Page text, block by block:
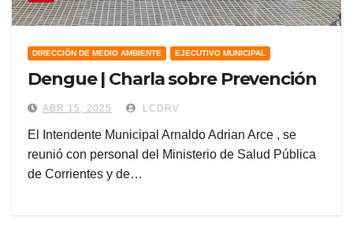
DIRECCIÓN DE MEDIO AMBIENTE EJECUTIVO MUNICIPAL
Dengue | Charla sobre Prevención
ABR 15, 2025 LCDRV
El Intendente Municipal Arnaldo Adrian Arce , se
reunió con personal del Ministerio de Salud Pública
de Corrientes y de…